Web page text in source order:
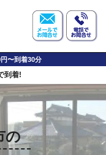
〜到着30分
到着!
の